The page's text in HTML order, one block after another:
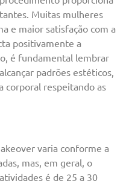
Muitas mulheres
e maior satisfação com a
positivamente a
é fundamental lembrar
padrões estéticos,
corporal respeitando as
varia conforme a
mas, em geral, o
é de 25 a 30